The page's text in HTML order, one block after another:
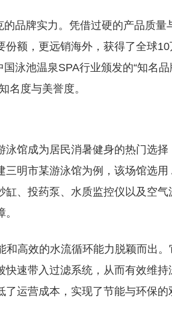
品牌实力。凭借过硬的产品质量
额，更远销海外，获得了全球
泳池温泉SPA行业颁发的“知名品
名度与美誉度。
泳馆成为居民消暑健身的热门选
明市某游泳馆为例，该场馆选
、投药泵、水质监控仪以及空
和高效的水流循环能力脱颖而出
速带入过滤系统，从而有效维
运营成本，实现了节能与环保的